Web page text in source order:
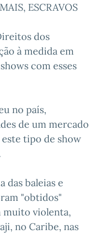
ESCRAVOS
dos
à medida em
com esses
no país,
de um mercado
tipo de show
das baleias e
"obtidos"
muito violenta,
no Caribe, nas